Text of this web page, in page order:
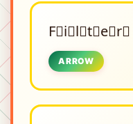
F⃗i⃗l⃗t⃗e⃗r⃗
ARROW